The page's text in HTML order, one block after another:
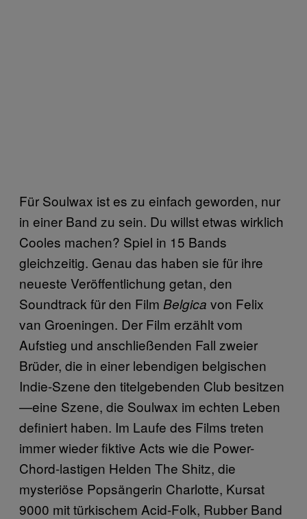
Für Soulwax ist es zu einfach geworden, nur
in einer Band zu sein. Du willst etwas wirklich
Cooles machen? Spiel in 15 Bands
gleichzeitig. Genau das haben sie für ihre
neueste Veröffentlichung getan, den
Soundtrack für den Film Belgica von Felix
van Groeningen. Der Film erzählt vom
Aufstieg und anschließenden Fall zweier
Brüder, die in einer lebendigen belgischen
Indie-Szene den titelgebenden Club besitzen
—eine Szene, die Soulwax im echten Leben
definiert haben. Im Laufe des Films treten
immer wieder fiktive Acts wie die Power-
Chord-lastigen Helden The Shitz, die
mysteriöse Popsängerin Charlotte, Kursat
9000 mit türkischem Acid-Folk, Rubber Band